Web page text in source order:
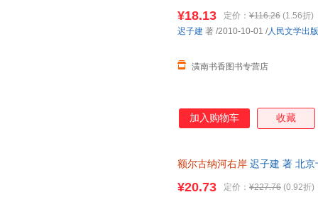
乃至种种现代文明的挤压下求
殊死抗争，也有眼睁睁看着整
¥18.13 定价： ¥116.26 (1.56折)
潢南书香图书专营店
迟子建 著 /2010-10-01 /人民文学出
加入购物车 收藏
额尔古纳河右岸 迟子建 著 北
¥20.73 定价： ¥227.76 (0.92折)